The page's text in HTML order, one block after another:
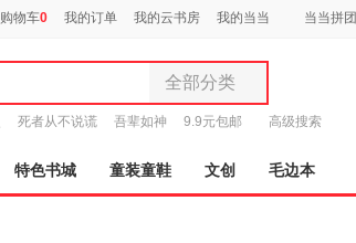
购物车0 我的订单 我的云书房 我的当当 当当拼团
全部分类
全部分类
图书
电子书
死者从不说谎 吾辈如神 9.9元包邮 高级搜索
特色书城 童装童鞋 文创 毛边本